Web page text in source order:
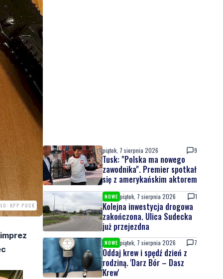
KPP PUCK
piątek, 7 sierpnia 2026 9
Tusk: "Polska ma nowego
zawodnika". Premier spotkał
się z amerykańskim aktorem
NOWE piątek, 7 sierpnia 2026 1
Kolejna inwestycja drogowa
zakończona. Ulica Sudecka
już przejezdna
NOWE piątek, 7 sierpnia 2026 7
Oddaj krew i spędź dzień z
rodziną. 'Darz Bór – Dasz
Krew'